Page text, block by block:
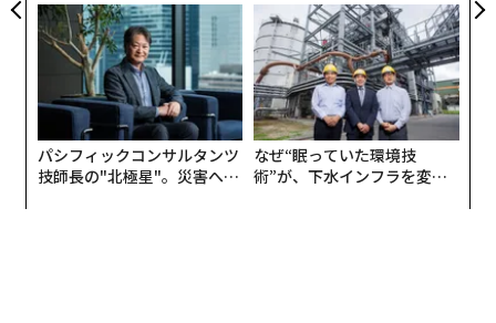
全貌
TTドコモビジネス×PwC】
パシフィックコンサルタンツ
技師長の"北極星"。災害への
なぜ“眠っていた環境技
術”が、下水インフラを変え